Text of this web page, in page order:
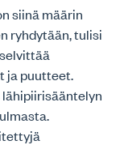
siinä määrin
ryhdytään, tulisi
ja puutteet.